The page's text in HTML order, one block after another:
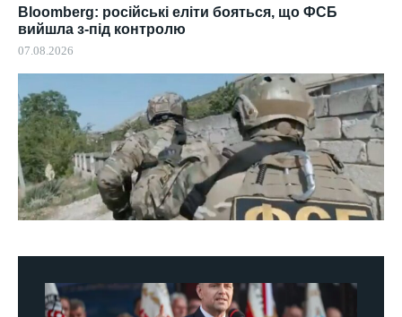
Bloomberg: російські еліти бояться, що ФСБ
вийшла з-під контролю
07.08.2026